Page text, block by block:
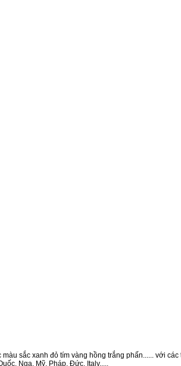
sắc xanh đỏ tím vàng hồng trắng phấn...... với
Nga, Mỹ, Pháp, Đức, Italy.....